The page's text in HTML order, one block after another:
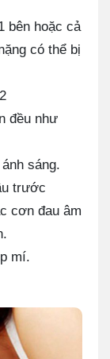
bên hoặc cả
có thể bị
đều như
sáng.
trước
cơn đau âm
mí.